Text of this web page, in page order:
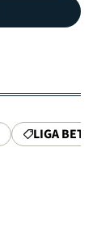
LIGA